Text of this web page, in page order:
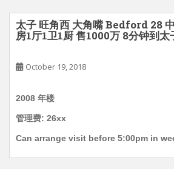
太子 旺角西 大角嘴 Bedford 28
房1厅1卫1厨 售1000万 8分钟到太
October 19, 2018
2008 年楼
管理费: 26xx
Can arrange visit before 5:00pm in